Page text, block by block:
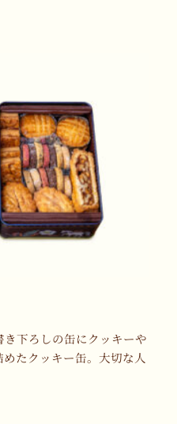
下ろしの缶にクッキーや
たクッキー缶。大切な人